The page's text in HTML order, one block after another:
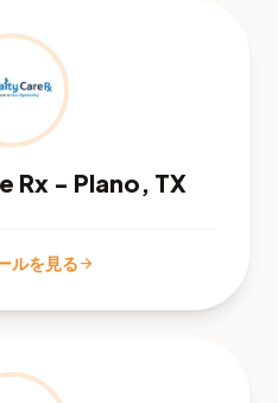
Rx - Plano, TX
ルを見るarrow_forward